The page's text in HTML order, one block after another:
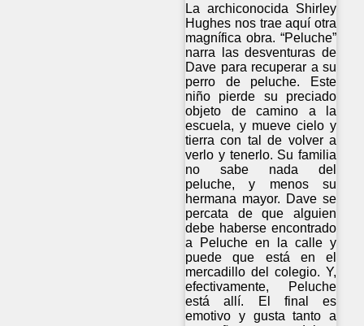
La archiconocida Shirley
Hughes nos trae aquí otra
magnífica obra. “Peluche”
narra las desventuras de
Dave para recuperar a su
perro de peluche. Este
niño pierde su preciado
objeto de camino a la
escuela, y mueve cielo y
tierra con tal de volver a
verlo y tenerlo. Su familia
no sabe nada del
peluche, y menos su
hermana mayor. Dave se
percata de que alguien
debe haberse encontrado
a Peluche en la calle y
puede que está en el
mercadillo del colegio. Y,
efectivamente, Peluche
está allí. El final es
emotivo y gusta tanto a